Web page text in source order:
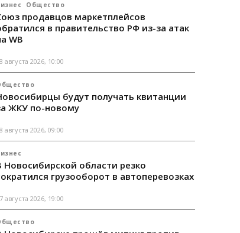
Общество
продавцов маркетплейсов
в правительство РФ из-за атак
WB
августа 2026, 10:00
будут получать квитанции
ЖКУ по-новому
августа 2026, 09:00
Новосибирской области резко
грузооборот в автоперевозках
августа 2026, 19:00